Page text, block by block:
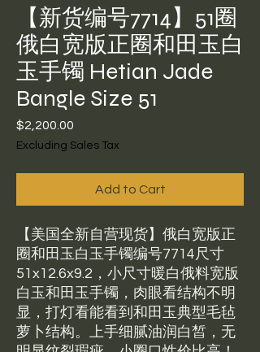
【新货编号7714】51圈
俄白宽版正圈和田玉白
玉手镯 Hetian Jade
Bangle Size 51
$2,200.00
Excluding Sales Tax
Add to Cart
【美国全新自营现货】俄白宽版正
圈和田玉白玉手镯编号7714尺寸
51x12.6x9.2，小尺寸暖白俄料宽版
白玉和田玉手镯，肉眼看结构不明
显，打灯看能看到和田玉典型毛毡
萝卜结构。上手细腻油润白皙，无